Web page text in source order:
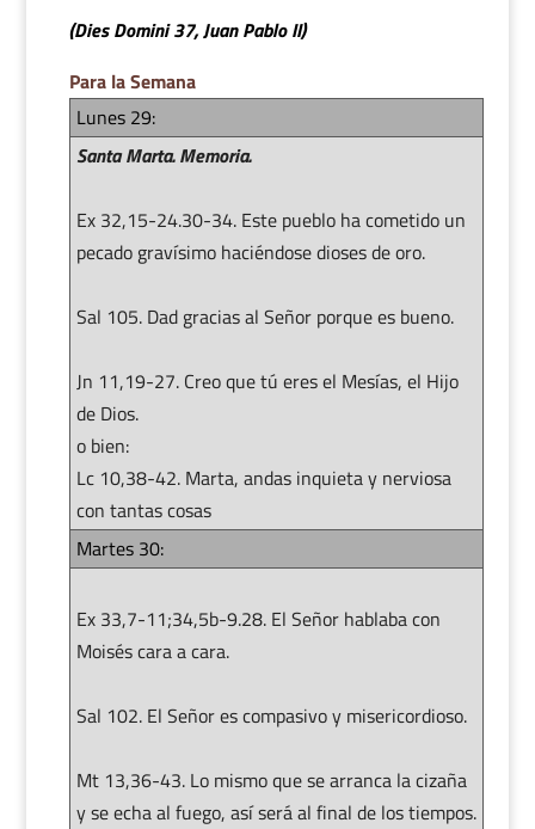
(Dies Domini 37, Juan Pablo II)
Para la Semana
Lunes 29:
Santa Marta. Memoria.
Ex 32,15-24.30-34. Este pueblo ha cometido un
pecado gravísimo haciéndose dioses de oro.
Sal 105. Dad gracias al Señor porque es bueno.
Jn 11,19-27. Creo que tú eres el Mesías, el Hijo
de Dios.
o bien:
Lc 10,38-42. Marta, andas inquieta y nerviosa
con tantas cosas
Martes 30:
Ex 33,7-11;34,5b-9.28. El Señor hablaba con
Moisés cara a cara.
Sal 102. El Señor es compasivo y misericordioso.
Mt 13,36-43. Lo mismo que se arranca la cizaña
y se echa al fuego, así será al final de los tiempos.